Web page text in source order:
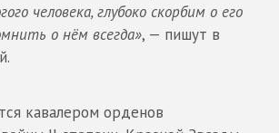
человека, глубоко скорбим о его
о нём всегда», — пишут в
кавалером орденов